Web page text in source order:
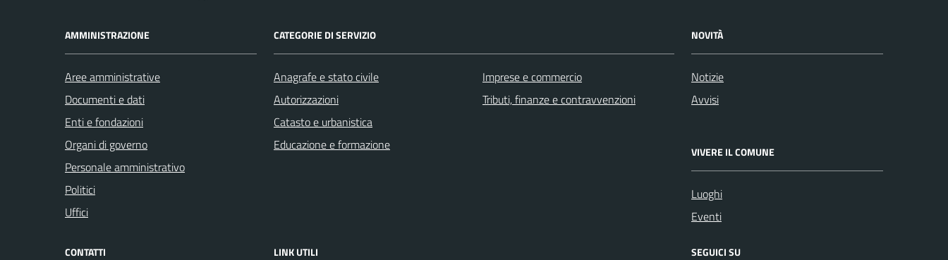
AMMINISTRAZIONE
Aree amministrative
Documenti e dati
Enti e fondazioni
Organi di governo
Personale amministrativo
Politici
Uffici
CATEGORIE DI SERVIZIO
Anagrafe e stato civile
Autorizzazioni
Catasto e urbanistica
Educazione e formazione
Imprese e commercio
Tributi, finanze e contravvenzioni
NOVITÀ
Notizie
Avvisi
VIVERE IL COMUNE
Luoghi
Eventi
CONTATTI LINK UTILI SEGUICI SU